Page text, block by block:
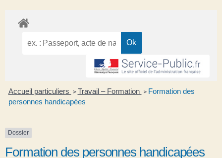
Accueil particuliers > Travail – Formation > Formation des
personnes handicapées
Dossier
Formation des personnes handicapées